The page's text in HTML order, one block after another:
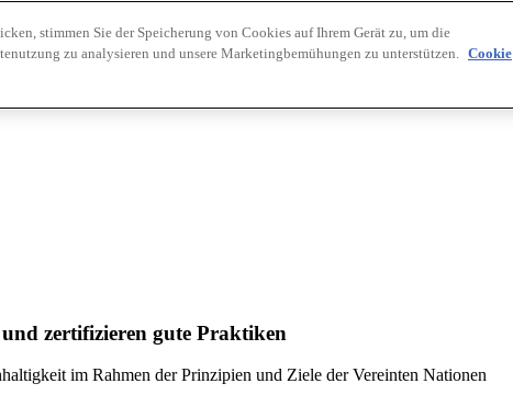
zertifizieren gute Praktiken
im Rahmen der Prinzipien und Ziele der Vereinten Nationen
stimmen Sie der Speicherung von Cookies auf Ihrem Gerät zu, um die
zu analysieren und unsere Marketingbemühungen zu unterstützen. Cookie